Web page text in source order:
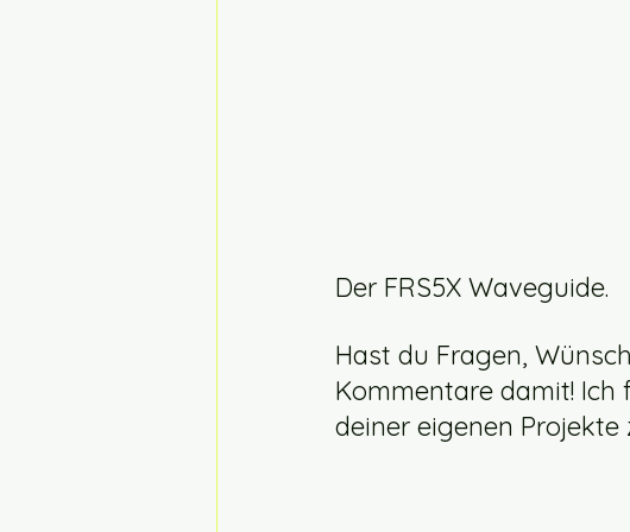
Der FRS5X Waveguide.
Hast du Fragen,
Kommentare damit! Ich
deiner eigenen